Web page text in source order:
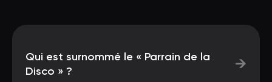
Qui est surnommé le « Parrain de la
Disco » ?
→